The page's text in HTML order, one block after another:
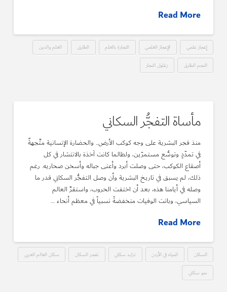
Read More
إعجاز علمي الإعجاز العلمي التجارة بالعلم الطارق العلم والدين
النجم الطارق زغلول النجار
مأساة التفجُّر السكاني
منذ فجر البشرية على وجه كوكب الأرض.. والحضارة الإنسانية متَّجهةٌ
في تمدّدٍ وتوسُّع مستمرّين، ولطالما كانت آخذة بالانتشار في كل
أصقاع الكوكب، حتى وصلت أبرد وأعتى جباله وأسخن صحاريه. رغم
ذلك، لم يسبق في تاريخ البشرية وأن وصل التفجُّر السكاني قدر ما
وصله في أيامنا هذه، بعد أن اختفت الحروب، واستقرَّ العالم
السياسي، وباتت الوفيات منخفضةً نسبياً في معظم أنحاء …
Read More
السكان المياه في الأردن تزايد سكاني تفجر السكان سكان العالم العربي
نمو سكاني